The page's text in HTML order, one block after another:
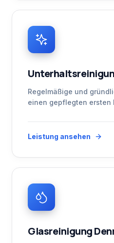
Regelmäßige und
einen gepflegten ersten
Leistung ansehen
Glasreinigung